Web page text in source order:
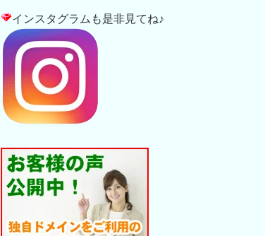
インスタグラムも是非見てね♪